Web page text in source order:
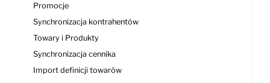
Promocje
Synchronizacja kontrahentów
Towary i Produkty
Synchronizacja cennika
Import definicji towarów